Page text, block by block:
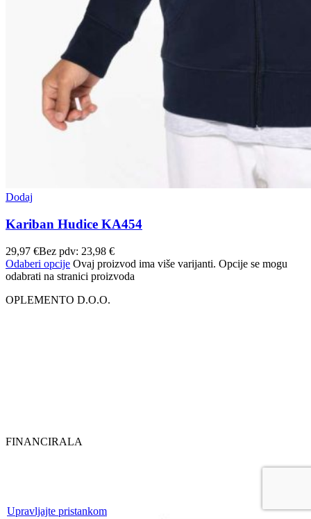
Dodaj
Kariban Hudice KA454
29,97 €Bez pdv: 23,98 €
Odaberi opcije Ovaj proizvod ima više varijanti. Opcije se mogu
odabrati na stranici proizvoda
OPLEMENTO D.O.O.
FINANCIRALA
Upravljajte pristankom